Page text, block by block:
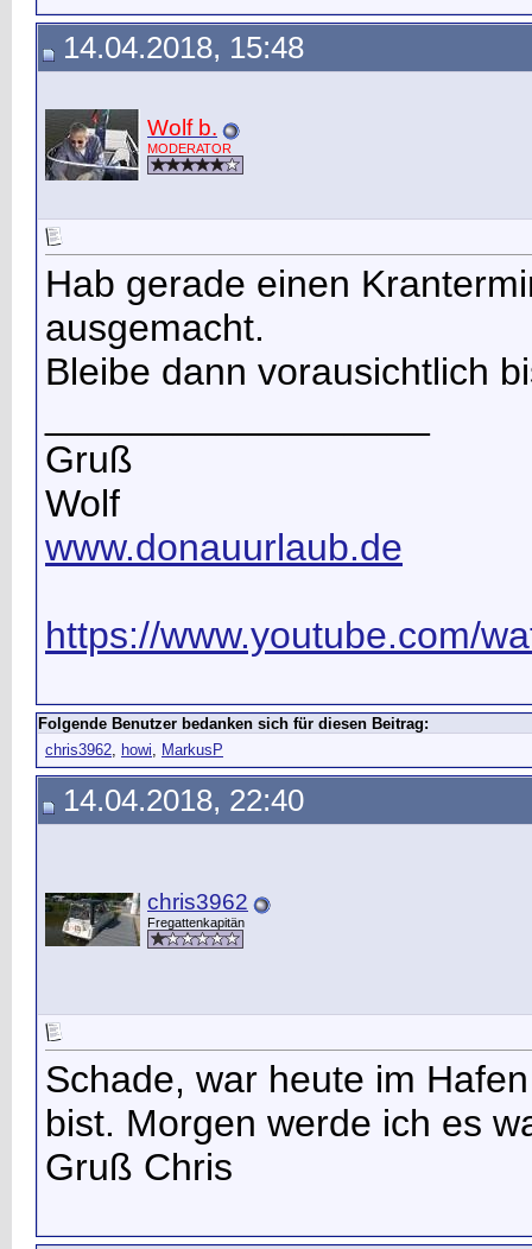
14.04.2018, 15:48
Wolf b.
MODERATOR
Hab gerade einen
ausgemacht.
Bleibe dann vorausichtlich
Gruß
Wolf
www.donauurlaub.de
https://www.youtube.com/
Folgende Benutzer bedanken sich für diesen Beitrag:
chris3962, howi, MarkusP
14.04.2018, 22:40
chris3962
Fregattenkapitän
Schade, war heute im
bist. Morgen werde ich es
Gruß Chris